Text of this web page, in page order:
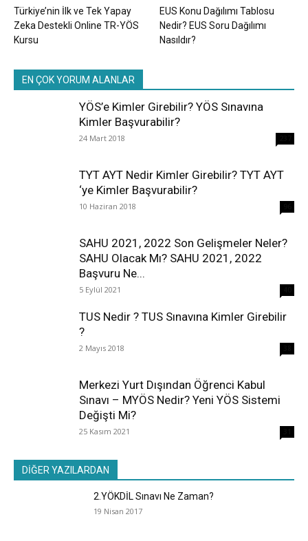
Türkiye’nin İlk ve Tek Yapay
Zeka Destekli Online TR-YÖS
Kursu
EUS Konu Dağılımı Tablosu
Nedir? EUS Soru Dağılımı
Nasıldır?
EN ÇOK YORUM ALANLAR
YÖS’e Kimler Girebilir? YÖS Sınavına
Kimler Başvurabilir?
24 Mart 2018
TYT AYT Nedir Kimler Girebilir? TYT AYT
‘ye Kimler Başvurabilir?
10 Haziran 2018
SAHU 2021, 2022 Son Gelişmeler Neler?
SAHU Olacak Mı? SAHU 2021, 2022
Başvuru Ne...
5 Eylül 2021
TUS Nedir ? TUS Sınavına Kimler Girebilir
?
2 Mayıs 2018
Merkezi Yurt Dışından Öğrenci Kabul
Sınavı – MYÖS Nedir? Yeni YÖS Sistemi
Değişti Mi?
25 Kasım 2021
DİĞER YAZILARDAN
2.YÖKDİL Sınavı Ne Zaman?
19 Nisan 2017